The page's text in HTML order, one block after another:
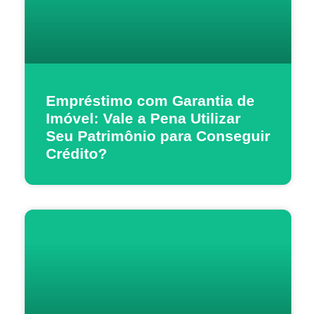
Empréstimo com Garantia de
Imóvel: Vale a Pena Utilizar
Seu Patrimônio para Conseguir
Crédito?